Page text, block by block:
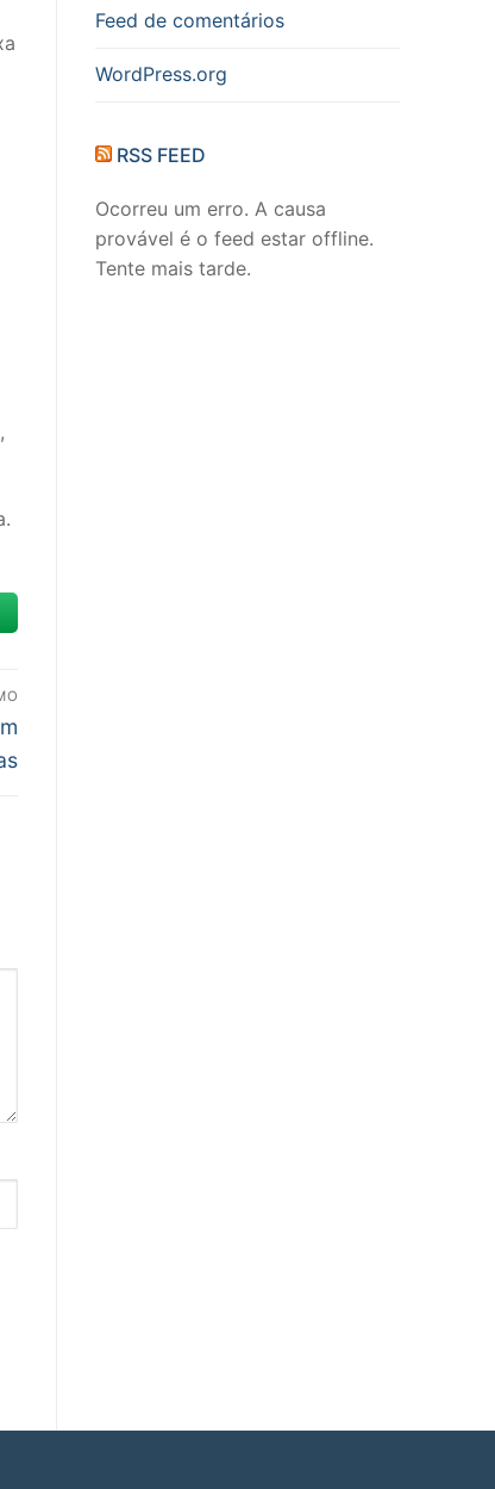
Feed de comentários
WordPress.org
RSS FEED
Ocorreu um erro. A causa
provável é o feed estar offline.
Tente mais tarde.